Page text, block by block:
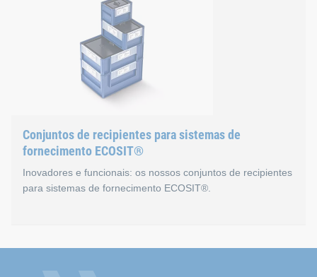
O ruído e as vibrações excessivos causam problemas.
Por exemplo, nos carros elétricos: ao eliminar barulhos de
Conjuntos de recipientes para sistemas de
fornecimento ECOSIT®
Inovadores e funcionais: os nossos conjuntos de recipientes
para sistemas de fornecimento ECOSIT®.
Conjuntos de recipientes